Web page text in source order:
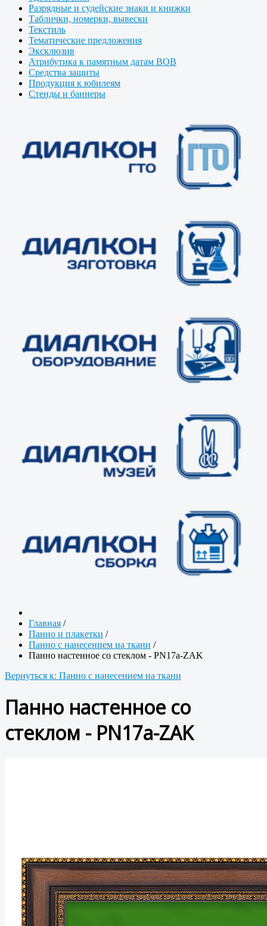
Разрядные и судейские знаки и книжки
Таблички, номерки, вывески
Текстиль
Тематические предложения
Эксклюзив
Атрибутика к памятным датам ВОВ
Средства защиты
Продукция к юбилеям
Стенды и баннеры
Главная /
Панно и плакетки /
Панно с нанесением на ткани /
Панно настенное со стеклом - PN17a-ZAK
Вернуться к: Панно с нанесением на ткани
Панно настенное со
стеклом - PN17a-ZAK